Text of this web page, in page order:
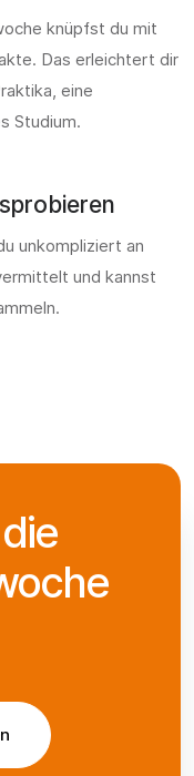
knüpfst du mit
Das erleichtert dir
eine
Studium.
unkompliziert an
und kannst